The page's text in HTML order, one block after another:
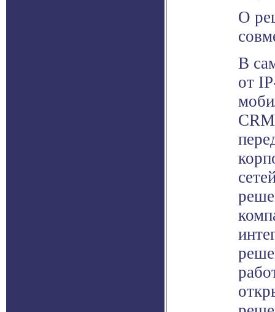
О
В
от